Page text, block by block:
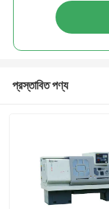
প্রস্তাবিত পণ্য